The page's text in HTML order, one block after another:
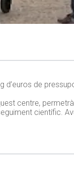
d’euros de
centre,
científic.